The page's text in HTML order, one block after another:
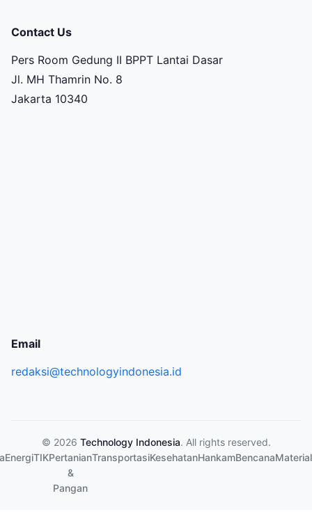
Contact Us
Pers Room Gedung II BPPT Lantai Dasar
Jl. MH Thamrin No. 8
Jakarta 10340
Email
redaksi@technologyindonesia.id
© 2026 Technology Indonesia. All rights reserved.
EnergiTIKPertanian
&
Pangan
TransportasiKesehatanHankamBencanaMaterial